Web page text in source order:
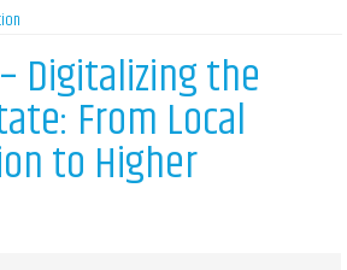
Digitalizing the
From Local
to Higher